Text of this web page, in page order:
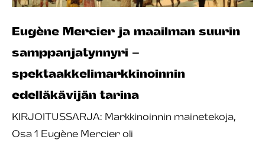
Eugène Mercier ja maailman suurin
samppanjatynnyri –
spektaakkelimarkkinoinnin
edelläkävijän tarina
KIRJOITUSSARJA: Markkinoinnin mainetekoja,
Osa 1 Eugène Mercier oli